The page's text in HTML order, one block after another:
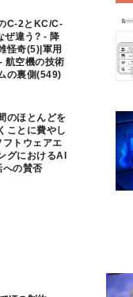
C-2とKC/C-
ぜ違う? - 降
怪奇(5)|軍用
航空機の技術
の裏側(549)
のほとんどを
ことに費やし
トウェアエ
グにおけるAI
への賛否